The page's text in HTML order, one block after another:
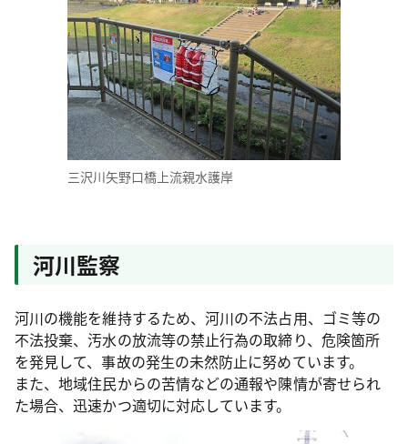
三沢川矢野口橋上流親水護岸
河川監察
河川の機能を維持するため、河川の不法占用、ゴミ等の
不法投棄、汚水の放流等の禁止行為の取締り、危険箇所
を発見して、事故の発生の未然防止に努めています。
また、地域住民からの苦情などの通報や陳情が寄せられ
た場合、迅速かつ適切に対応しています。